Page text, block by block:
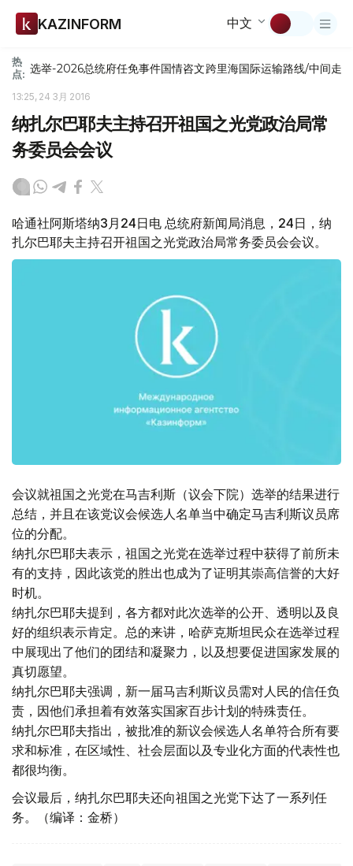
KAZINFORM 中文
热
点: 选举-2026总统府任免事件国情咨文跨里海国际运输路线/中间走廊
13:25, 24 3月 2016
纳扎尔巴耶夫主持召开祖国之光党政治局常
务委员会会议
哈通社阿斯塔纳3月24日电 总统府新闻局消息，24日，纳
扎尔巴耶夫主持召开祖国之光党政治局常务委员会会议。
会议就祖国之光党在马吉利斯（议会下院）选举的结果进行
总结，并且在该党议会候选人名单当中确定马吉利斯议员席
位的分配。
纳扎尔巴耶夫表示，祖国之光党在选举过程中获得了前所未
有的支持，因此该党的胜出也成为了证明其崇高信誉的大好
时机。
纳扎尔巴耶夫提到，各方都对此次选举的公开、透明以及良
好的组织表示肯定。总的来讲，哈萨克斯坦民众在选举过程
中展现出了他们的团结和凝聚力，以及想要促进国家发展的
真切愿望。
纳扎尔巴耶夫强调，新一届马吉利斯议员需对人民的信任负
责，因他们承担着有效落实国家百步计划的特殊责任。
纳扎尔巴耶夫指出，被批准的新议会候选人名单符合所有要
求和标准，在区域性、社会层面以及专业化方面的代表性也
都很均衡。
会议最后，纳扎尔巴耶夫还向祖国之光党下达了一系列任
务。（编译：金桥）